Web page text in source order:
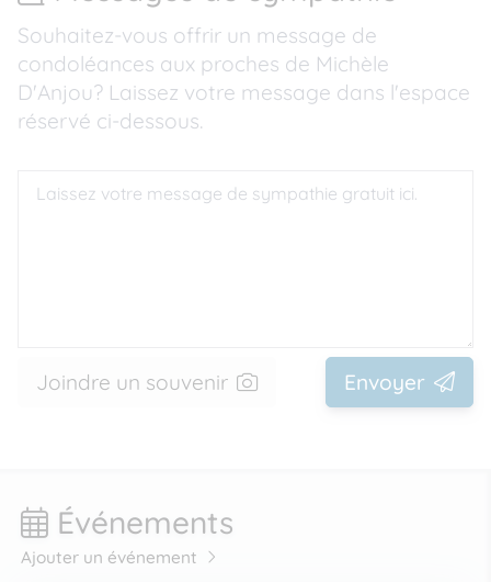
Souhaitez-vous offrir un message de
condoléances aux proches de Michèle
D'Anjou? Laissez votre message dans l'espace
réservé ci-dessous.
Joindre un souvenir Envoyer
Événements
Ajouter un événement